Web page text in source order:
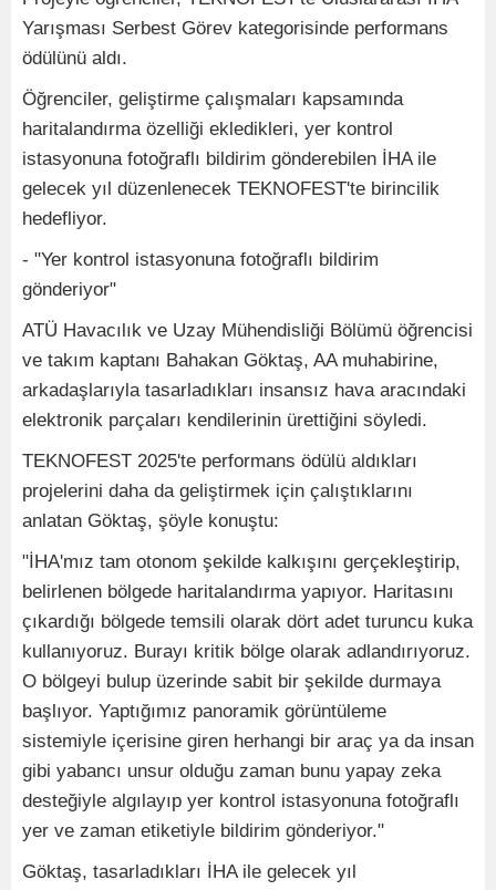
Yarışması Serbest Görev kategorisinde performans
ödülünü aldı.
Öğrenciler, geliştirme çalışmaları kapsamında
haritalandırma özelliği ekledikleri, yer kontrol
istasyonuna fotoğraflı bildirim gönderebilen İHA ile
gelecek yıl düzenlenecek TEKNOFEST'te birincilik
hedefliyor.
- "Yer kontrol istasyonuna fotoğraflı bildirim
gönderiyor"
ATÜ Havacılık ve Uzay Mühendisliği Bölümü öğrencisi
ve takım kaptanı Bahakan Göktaş, AA muhabirine,
arkadaşlarıyla tasarladıkları insansız hava aracındaki
elektronik parçaları kendilerinin ürettiğini söyledi.
TEKNOFEST 2025'te performans ödülü aldıkları
projelerini daha da geliştirmek için çalıştıklarını
anlatan Göktaş, şöyle konuştu:
"İHA'mız tam otonom şekilde kalkışını gerçekleştirip,
belirlenen bölgede haritalandırma yapıyor. Haritasını
çıkardığı bölgede temsili olarak dört adet turuncu kuka
kullanıyoruz. Burayı kritik bölge olarak adlandırıyoruz.
O bölgeyi bulup üzerinde sabit bir şekilde durmaya
başlıyor. Yaptığımız panoramik görüntüleme
sistemiyle içerisine giren herhangi bir araç ya da insan
gibi yabancı unsur olduğu zaman bunu yapay zeka
desteğiyle algılayıp yer kontrol istasyonuna fotoğraflı
yer ve zaman etiketiyle bildirim gönderiyor."
Göktaş, tasarladıkları İHA ile gelecek yıl